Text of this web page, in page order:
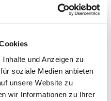
und Anzeigen zu
soziale Medien anbieten
unsere Website zu
wir Informationen zu Ihrer
polarizations and their